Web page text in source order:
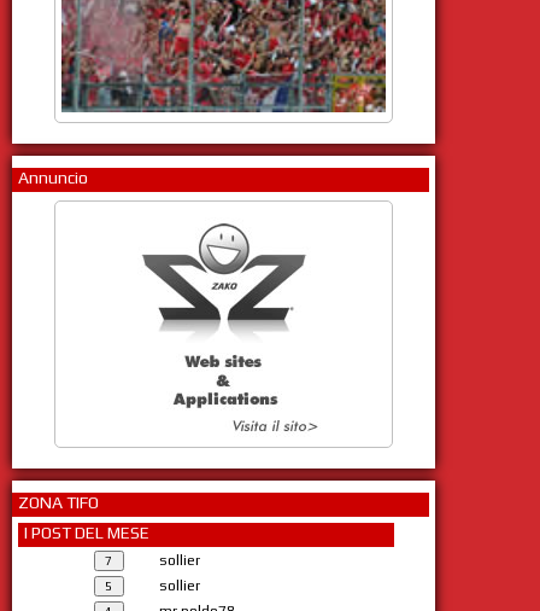
Annuncio
ZONA TIFO
I POST DEL MESE
sollier
sollier